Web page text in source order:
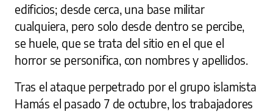
edificios; desde cerca, una base militar
cualquiera, pero solo desde dentro se percibe,
se huele, que se trata del sitio en el que el
horror se personifica, con nombres y apellidos.
Tras el ataque perpetrado por el grupo islamista
Hamás el pasado 7 de octubre, los trabajadores